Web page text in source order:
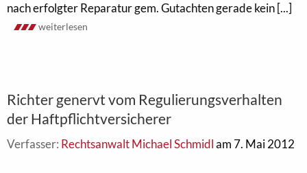
nach erfolgter Reparatur gem. Gutachten gerade kein [...]
weiterlesen
Richter genervt vom Regulierungsverhalten
der Haftpflichtversicherer
Verfasser: Rechtsanwalt Michael Schmidlam 7. Mai 2012